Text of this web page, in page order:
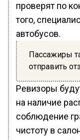
проверят по
того,
автобусов.
Пассажиры
отправить
Ревизоры
на наличие
соблюдение
чистоту в